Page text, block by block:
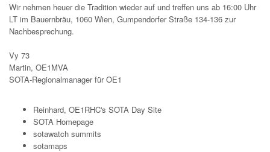
Wir nehmen heuer die Tradition wieder auf und treffen uns ab 16:00 Uhr
LT im Bauernbräu, 1060 Wien, Gumpendorfer Straße 134-136 zur
Nachbesprechung.
Vy 73
Martin, OE1MVA
SOTA-Regionalmanager für OE1
Reinhard, OE1RHC's SOTA Day Site
SOTA Homepage
sotawatch summits
sotamaps